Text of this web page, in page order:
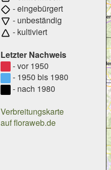
- eingebürgert
- unbeständig
- kultiviert
Letzter Nachweis
- vor 1950
- 1950 bis 1980
- nach 1980
Verbreitungskarte
auf floraweb.de